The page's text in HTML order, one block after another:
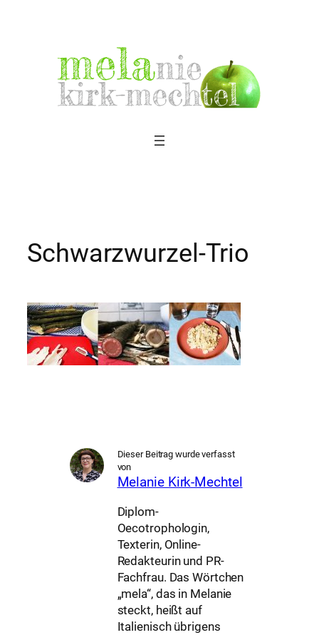
Schwarzwurzel-Trio
Dieser Beitrag wurde verfasst
von
Melanie Kirk-Mechtel
Diplom-
Oecotrophologin,
Texterin, Online-
Redakteurin und PR-
Fachfrau. Das Wörtchen
„mela“, das in Melanie
steckt, heißt auf
Italienisch übrigens